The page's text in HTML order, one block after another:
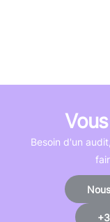
Besoin d'un